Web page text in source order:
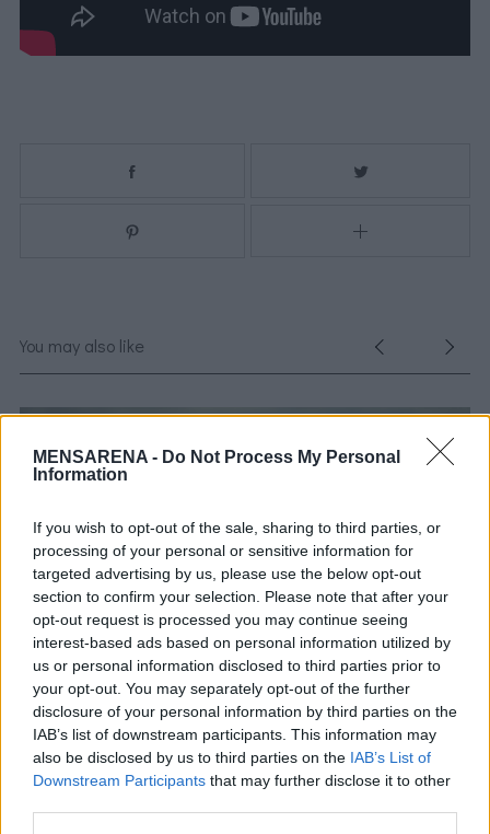
MENSARENA - Do Not Process My Personal
Information
If you wish to opt-out of the sale, sharing to third parties, or
processing of your personal or sensitive information for
targeted advertising by us, please use the below opt-out
section to confirm your selection. Please note that after your
opt-out request is processed you may continue seeing
interest-based ads based on personal information utilized by
us or personal information disclosed to third parties prior to
your opt-out. You may separately opt-out of the further
disclosure of your personal information by third parties on the
IAB’s list of downstream participants. This information may
also be disclosed by us to third parties on the IAB’s List of
Downstream Participants that may further disclose it to other
You may also like
26 Ιουνίου 2019
Η IWC Ανακοινώνει Τη Συνεργασία Της Με Τον
Κορυφαίο Αθλητή Tom Brady
e
r
f
o